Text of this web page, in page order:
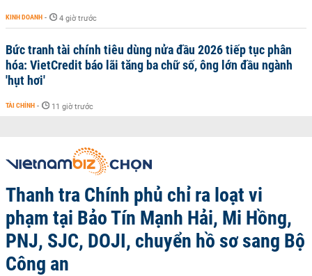
KINH DOANH - 4 giờ trước
Bức tranh tài chính tiêu dùng nửa đầu 2026 tiếp tục phân
hóa: VietCredit báo lãi tăng ba chữ số, ông lớn đầu ngành
'hụt hơi'
TÀI CHÍNH - 11 giờ trước
Thanh tra Chính phủ chỉ ra loạt vi
phạm tại Bảo Tín Mạnh Hải, Mi Hồng,
PNJ, SJC, DOJI, chuyển hồ sơ sang Bộ
Công an